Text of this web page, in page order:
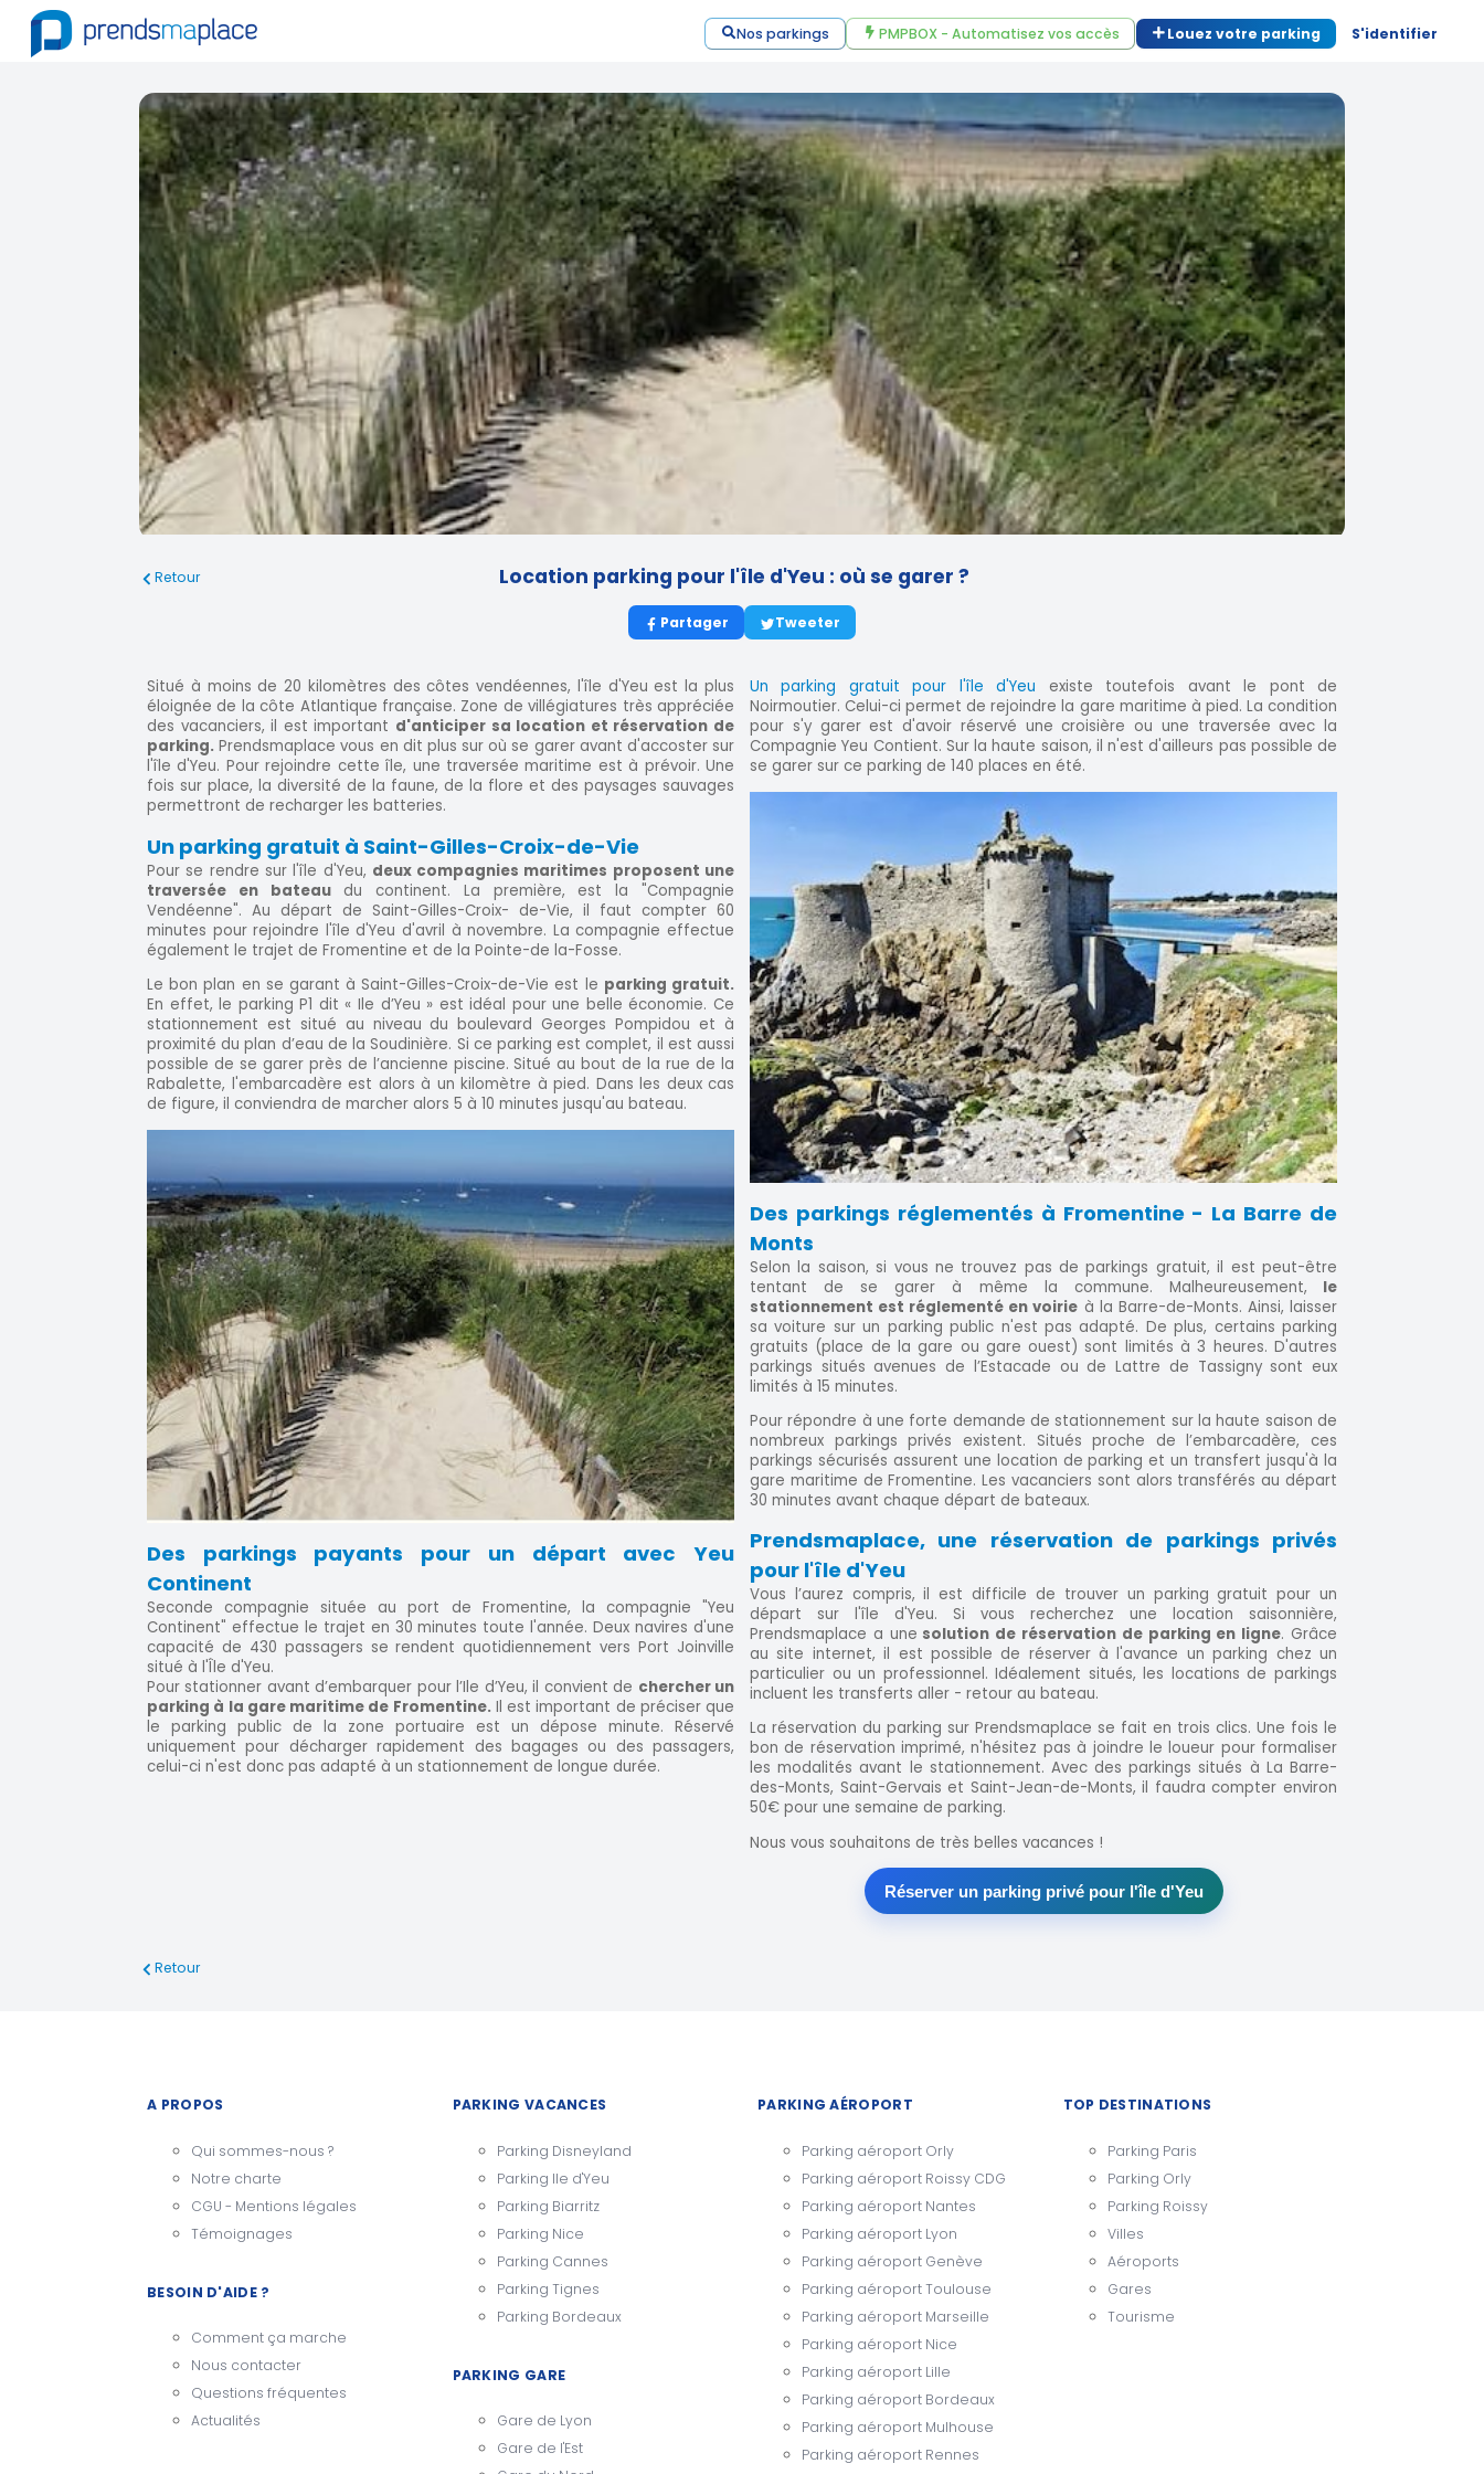
Nos parkings PMPBOX - Automatisez vos accès Louez votre parking S'identifier
Retour Location parking pour l'île d'Yeu : où se garer ?
Partager Tweeter
Situé à moins de 20 kilomètres des côtes vendéennes, l'île d'Yeu est la plus
éloignée de la côte Atlantique française. Zone de villégiatures très appréciée
des vacanciers, il est important d'anticiper sa location et réservation de
parking. Prendsmaplace vous en dit plus sur où se garer avant d'accoster sur
l'île d'Yeu. Pour rejoindre cette île, une traversée maritime est à prévoir. Une
fois sur place, la diversité de la faune, de la flore et des paysages sauvages
permettront de recharger les batteries.
Un parking gratuit à Saint-Gilles-Croix-de-Vie
Pour se rendre sur l'île d'Yeu, deux compagnies maritimes proposent une
traversée en bateaudu continent. La première, est la "Compagnie
Vendéenne". Au départ de Saint-Gilles-Croix- de-Vie, il faut compter 60
minutes pour rejoindre l'île d'Yeu d'avril à novembre. La compagnie effectue
également le trajet de Fromentine et de la Pointe-de la-Fosse.
Le bon plan en se garant à Saint-Gilles-Croix-de-Vie est le parking gratuit.
En effet, le parking P1 dit « Ile d’Yeu » est idéal pour une belle économie. Ce
stationnement est situé au niveau du boulevard Georges Pompidou et à
proximité du plan d’eau de la Soudinière. Si ce parking est complet, il est aussi
possible de se garer près de l’ancienne piscine. Situé au bout de la rue de la
Rabalette, l'embarcadère est alors à un kilomètre à pied. Dans les deux cas
de figure, il conviendra de marcher alors 5 à 10 minutes jusqu'au bateau.
Des parkings payants pour un départ avec Yeu
Continent
Seconde compagnie située au port de Fromentine, la compagnie "Yeu
Continent" effectue le trajet en 30 minutes toute l'année. Deux navires d'une
capacité de 430 passagers se rendent quotidiennement vers Port Joinville
situé à l'Île d'Yeu.
Pour stationner avant d’embarquer pour l’Ile d’Yeu, il convient de chercher un
parking à la gare maritime de Fromentine. Il est important de préciser que
le parking public de la zone portuaire est un dépose minute. Réservé
uniquement pour décharger rapidement des bagages ou des passagers,
celui-ci n'est donc pas adapté à un stationnement de longue durée.
Un parking gratuit pour l'île d'Yeu existe toutefois avant le pont de
Noirmoutier. Celui-ci permet de rejoindre la gare maritime à pied. La condition
pour s'y garer est d'avoir réservé une croisière ou une traversée avec la
Compagnie Yeu Contient. Sur la haute saison, il n'est d'ailleurs pas possible de
se garer sur ce parking de 140 places en été.
Des parkings réglementés à Fromentine - La Barre de
Monts
Selon la saison, si vous ne trouvez pas de parkings gratuit, il est peut-être
tentant de se garer à même la commune. Malheureusement, le
stationnement est réglementé en voirie à la Barre-de-Monts. Ainsi, laisser
sa voiture sur un parking public n'est pas adapté. De plus, certains parking
gratuits (place de la gare ou gare ouest) sont limités à 3 heures. D'autres
parkings situés avenues de l’Estacade ou de Lattre de Tassigny sont eux
limités à 15 minutes.
Pour répondre à une forte demande de stationnement sur la haute saison de
nombreux parkings privés existent. Situés proche de l’embarcadère, ces
parkings sécurisés assurent une location de parking et un transfert jusqu'à la
gare maritime de Fromentine. Les vacanciers sont alors transférés au départ
30 minutes avant chaque départ de bateaux.
Prendsmaplace, une réservation de parkings privés
pour l'île d'Yeu
Vous l’aurez compris, il est difficile de trouver un parking gratuit pour un
départ sur l'île d'Yeu. Si vous recherchez une location saisonnière,
Prendsmaplace a une solution de réservation de parking en ligne. Grâce
au site internet, il est possible de réserver à l'avance un parking chez un
particulier ou un professionnel. Idéalement situés, les locations de parkings
incluent les transferts aller - retour au bateau.
La réservation du parking sur Prendsmaplace se fait en trois clics. Une fois le
bon de réservation imprimé, n'hésitez pas à joindre le loueur pour formaliser
les modalités avant le stationnement. Avec des parkings situés à La Barre-
des-Monts, Saint-Gervais et Saint-Jean-de-Monts, il faudra compter environ
50€ pour une semaine de parking.
Nous vous souhaitons de très belles vacances !
Réserver un parking privé pour l'île d'Yeu
Retour
A PROPOS
Qui sommes-nous ?
Notre charte
CGU - Mentions légales
Témoignages
BESOIN D'AIDE ?
Comment ça marche
Nous contacter
Questions fréquentes
Actualités
PARKING VACANCES
Parking Disneyland
Parking Ile d'Yeu
Parking Biarritz
Parking Nice
Parking Cannes
Parking Tignes
Parking Bordeaux
PARKING GARE
Gare de Lyon
Gare de l'Est
PARKING AÉROPORT
Parking aéroport Orly
Parking aéroport Roissy CDG
Parking aéroport Nantes
Parking aéroport Lyon
Parking aéroport Genève
Parking aéroport Toulouse
Parking aéroport Marseille
Parking aéroport Nice
Parking aéroport Lille
Parking aéroport Bordeaux
Parking aéroport Mulhouse
Parking aéroport Rennes
TOP DESTINATIONS
Parking Paris
Parking Orly
Parking Roissy
Villes
Aéroports
Gares
Tourisme